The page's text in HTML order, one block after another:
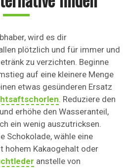
wird es dir
plötzlich und für immer und
zu verzichten. Beginne
auf eine kleinere Menge
etwas gesünderen Ersatz
. Reduziere den
erhöhe den Wasseranteil,
ein wenig auszutricksen.
Schokolade, wähle eine
Kakaogehalt oder
anstelle von